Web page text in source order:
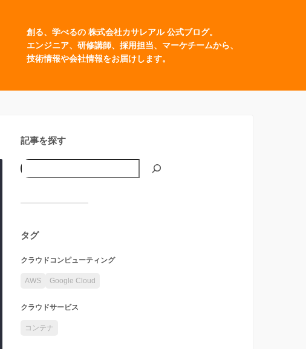
創る、学べるの 株式会社カサレアル 公式ブログ。
エンジニア、研修講師、採用担当、マーケチームから、
技術情報や会社情報をお届けします。
記事を探す
タグ
クラウドコンピューティング
AWS Google Cloud
クラウドサービス
コンテナ